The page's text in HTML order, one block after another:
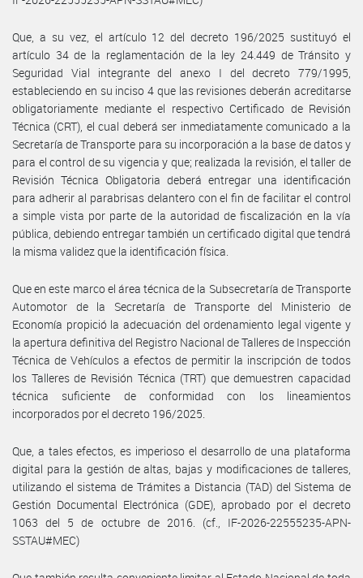
Que, a su vez, el artículo 12 del decreto 196/2025 sustituyó el
artículo 34 de la reglamentación de la ley 24.449 de Tránsito y
Seguridad Vial integrante del anexo I del decreto 779/1995,
estableciendo en su inciso 4 que las revisiones deberán acreditarse
obligatoriamente mediante el respectivo Certificado de Revisión
Técnica (CRT), el cual deberá ser inmediatamente comunicado a la
Secretaría de Transporte para su incorporación a la base de datos y
para el control de su vigencia y que; realizada la revisión, el taller de
Revisión Técnica Obligatoria deberá entregar una identificación
para adherir al parabrisas delantero con el fin de facilitar el control
a simple vista por parte de la autoridad de fiscalización en la vía
pública, debiendo entregar también un certificado digital que tendrá
la misma validez que la identificación física.
Que en este marco el área técnica de la Subsecretaría de Transporte
Automotor de la Secretaría de Transporte del Ministerio de
Economía propició la adecuación del ordenamiento legal vigente y
la apertura definitiva del Registro Nacional de Talleres de Inspección
Técnica de Vehículos a efectos de permitir la inscripción de todos
los Talleres de Revisión Técnica (TRT) que demuestren capacidad
técnica suficiente de conformidad con los lineamientos
incorporados por el decreto 196/2025.
Que, a tales efectos, es imperioso el desarrollo de una plataforma
digital para la gestión de altas, bajas y modificaciones de talleres,
utilizando el sistema de Trámites a Distancia (TAD) del Sistema de
Gestión Documental Electrónica (GDE), aprobado por el decreto
1063 del 5 de octubre de 2016. (cf., IF-2026-22555235-APN-
SSTAU#MEC)